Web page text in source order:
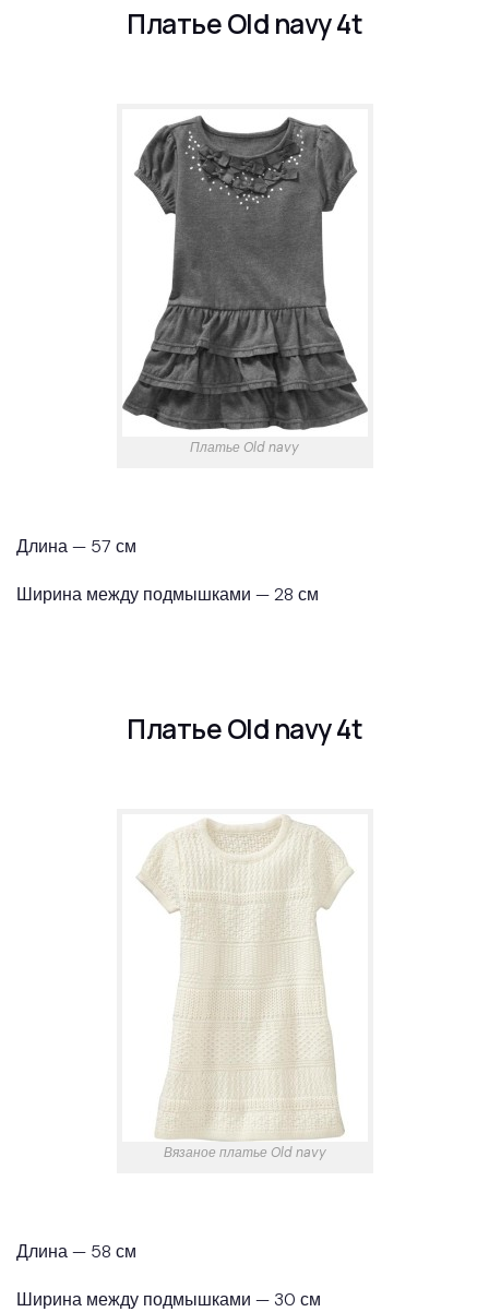
Платье Old navy 4t
Платье Old navy
Длина — 57 см
Ширина между подмышками — 28 см
Платье Old navy 4t
Вязаное платье Old navy
Длина — 58 см
Ширина между подмышками — 30 см